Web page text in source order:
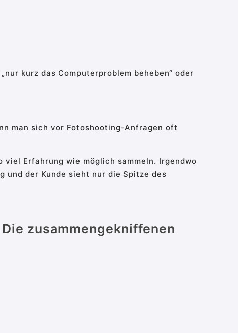
kurz das Computerproblem beheben“ oder
man sich vor Fotoshooting-Anfragen oft
Erfahrung wie möglich sammeln. Irgendwo
und der Kunde sieht nur die Spitze des
zusammengekniffenen